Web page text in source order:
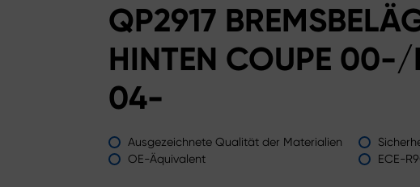
QP2917
HINTEN COUPE 00-/
04-
Ausgezeichnete Qualität der Materialien
OE-Äquivalent
ECE-